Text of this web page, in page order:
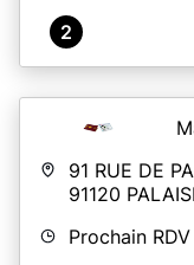
2
91 RUE DE
91120
Prochain